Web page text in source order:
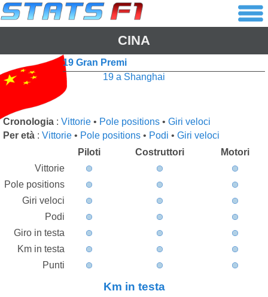
CINA
19 Gran Premi
19 a Shanghai
Cronologia : Vittorie • Pole positions • Giri veloci
Per età : Vittorie • Pole positions • Podi • Giri veloci
Piloti
Costruttori
Motori
Vittorie
Pole positions
Giri veloci
Podi
Giro in testa
Km in testa
Punti
Km in testa